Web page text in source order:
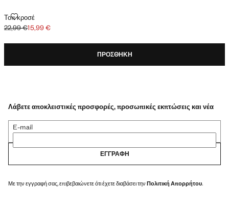
Τοπ κροσέ
ΤΟΠ ΚΡΟΣΈ
Αρχική τιμή με διαγραφή [22,99 € ]
22,99 €
Ισχύουσα τιμή [15,99 € ]
15,99 €
ΠΡΟΣΘΉΚΗ
Λάβετε αποκλειστικές προσφορές, προσωπικές εκπτώσεις και νέα
E-mail
ΕΓΓΡΑΦΉ
Με την εγγραφή σας, επιβεβαιώνετε ότι έχετε διαβάσει την Πολιτική Απορρήτου.